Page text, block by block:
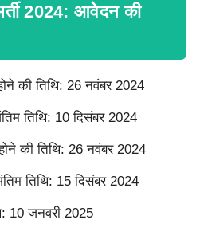
2024: आवेदन की
की तिथि: 26 नवंबर 2024
तिथि: 10 दिसंबर 2024
की तिथि: 26 नवंबर 2024
तिथि: 15 दिसंबर 2024
10 जनवरी 2025